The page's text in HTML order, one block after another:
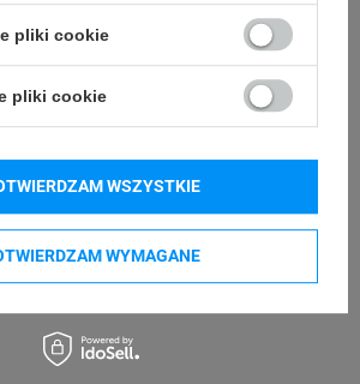
razem
pliki cookie
pliki cookie
WYMAGANE
WSZYSTKIE